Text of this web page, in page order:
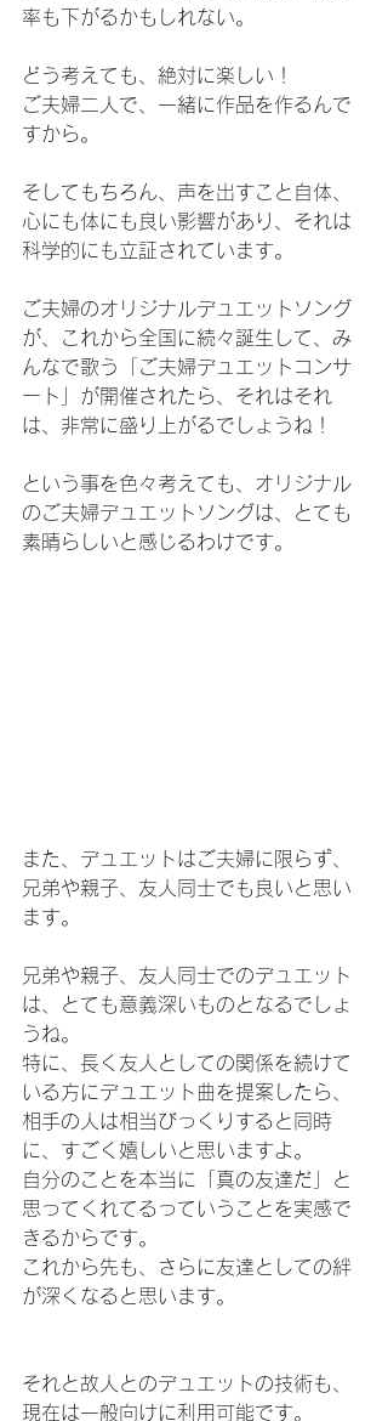
率も下がるかもしれない。
どう考えても、絶対に楽しい！
ご夫婦二人で、一緒に作品を作るんで
すから。
そしてもちろん、声を出すこと自体、
心にも体にも良い影響があり、それは
科学的にも立証されています。
ご夫婦のオリジナルデュエットソング
が、これから全国に続々誕生して、み
んなで歌う「ご夫婦デュエットコンサ
ート」が開催されたら、それはそれ
は、非常に盛り上がるでしょうね！
という事を色々考えても、オリジナル
のご夫婦デュエットソングは、とても
素晴らしいと感じるわけです。
また、デュエットはご夫婦に限らず、
兄弟や親子、友人同士でも良いと思い
ます。
兄弟や親子、友人同士でのデュエット
は、とても意義深いものとなるでしょ
うね。
特に、長く友人としての関係を続けて
いる方にデュエット曲を提案したら、
相手の人は相当びっくりすると同時
に、すごく嬉しいと思いますよ。
自分のことを本当に「真の友達だ」と
思ってくれてるっていうことを実感で
きるからです。
これから先も、さらに友達としての絆
が深くなると思います。
それと故人とのデュエットの技術も、
現在は一般向けに利用可能です。